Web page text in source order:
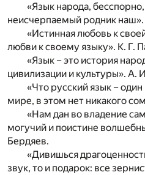
«Язык народа,
неисчерпаемый родник
«Истинная любовь к
любви к своему языку». К. Г.
«Язык – это история
цивилизации и культуры». А.
«Что русский язык –
мире, в этом нет никакого
«Нам дан во владение
могучий и поистине
Бердяев.
«Дивишься
звук, то и подарок: все